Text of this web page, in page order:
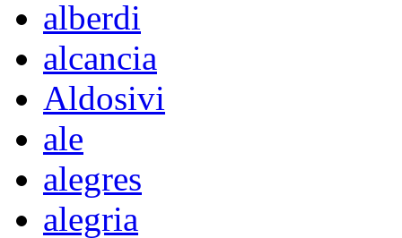
alberdi
alcancia
Aldosivi
ale
alegres
alegria